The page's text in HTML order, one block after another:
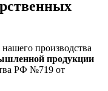
производства
продукции
РФ №719 от